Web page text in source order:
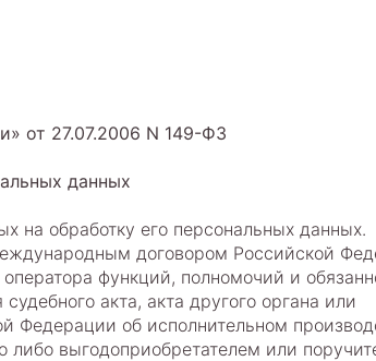
от 27.07.2006 N 149-ФЗ
данных
на обработку его персональных данных.
договором Российской
функций, полномочий и
акта, акта другого органа или
Федерации об исполнительном
либо выгодоприобретателем или